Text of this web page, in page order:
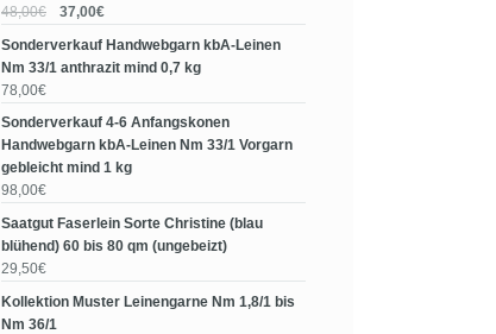
48,00€
37,00€
Sonderverkauf Handwebgarn kbA-Leinen
Nm 33/1 anthrazit mind 0,7 kg
78,00€
Sonderverkauf 4-6 Anfangskonen
Handwebgarn kbA-Leinen Nm 33/1 Vorgarn
gebleicht mind 1 kg
98,00€
Saatgut Faserlein Sorte Christine (blau
blühend) 60 bis 80 qm (ungebeizt)
29,50€
Kollektion Muster Leinengarne Nm 1,8/1 bis
Nm 36/1